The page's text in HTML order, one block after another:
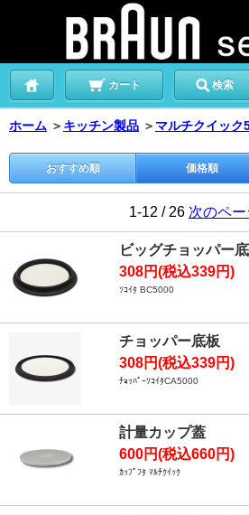
カート 検索
ホーム ＞ キッチン製品 ＞ マルチクイック
おすすめ順 価格順
1-12 / 26 次のペ
ビッグチョッパー
308円(税込339円)
ｿｺｲﾀ BC5000
チョッパー底板
308円(税込339円)
ﾁｮｯﾊﾟｰｿｺｲﾀCA5000
計量カップ蓋
600円(税込660円)
ｶｯﾌﾟﾌﾀ ﾏﾙﾁｸｲｯｸ